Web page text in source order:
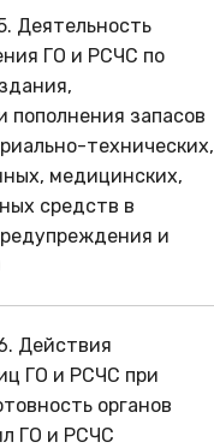
Деятельность
ГО и РСЧС по
пополнения запасов
технических,
медицинских,
средств в
и
Действия
ГО и РСЧС при
органов
ГО и РСЧС